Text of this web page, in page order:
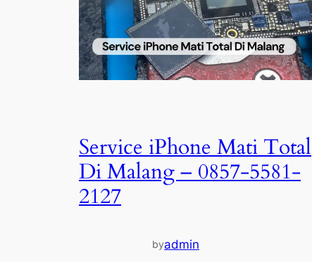
Service iPhone Mati Total
Di Malang – 0857-5581-
2127
byadmin